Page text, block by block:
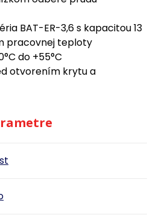
BAT-ER-3,6 s kapacitou 13
pracovnej teploty
do +55°C
otvorením krytu a